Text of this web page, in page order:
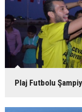
Plaj Futbolu